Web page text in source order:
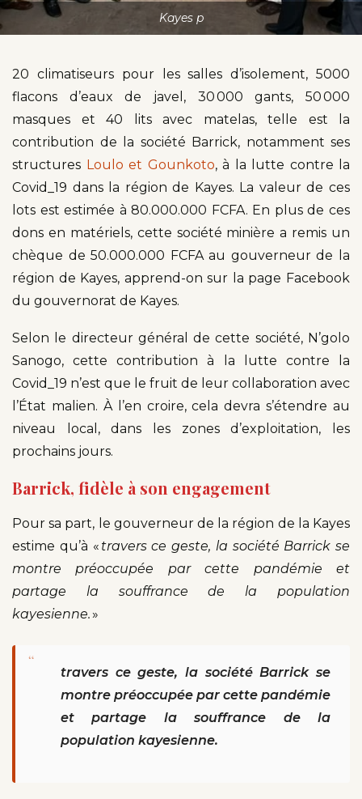
Kayes p
20 climatiseurs pour les salles d’isolement, 5000
flacons d’eaux de javel, 30 000 gants, 50 000
masques et 40 lits avec matelas, telle est la
contribution de la société Barrick, notamment ses
structures Loulo et Gounkoto, à la lutte contre la
Covid_19 dans la région de Kayes. La valeur de ces
lots est estimée à 80.000.000 FCFA. En plus de ces
dons en matériels, cette société minière a remis un
chèque de 50.000.000 FCFA au gouverneur de la
région de Kayes, apprend-on sur la page Facebook
du gouvernorat de Kayes.
Selon le directeur général de cette société, N’golo
Sanogo, cette contribution à la lutte contre la
Covid_19 n’est que le fruit de leur collaboration avec
l’État malien. À l’en croire, cela devra s’étendre au
niveau local, dans les zones d’exploitation, les
prochains jours.
Barrick, fidèle à son engagement
Pour sa part, le gouverneur de la région de la Kayes
estime qu’à « travers ce geste, la société Barrick se
montre préoccupée par cette pandémie et
partage la souffrance de la population
kayesienne.»
“
travers ce geste, la société Barrick se
montre préoccupée par cette pandémie
et partage la souffrance de la
population kayesienne.